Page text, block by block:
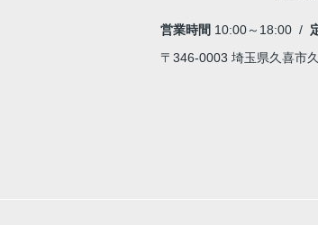
営業時間 10:00～18:00 /
〒346-0003 埼玉県久喜市